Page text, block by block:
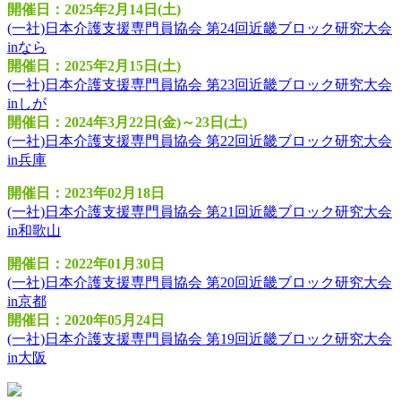
開催日：2025年2月14日(土)
(一社)日本介護支援専門員協会 第24回近畿ブロック研究大会
inなら
開催日：2025年2月15日(土)
(一社)日本介護支援専門員協会 第23回近畿ブロック研究大会
inしが
開催日：2024年3月22日(金)～23日(土)
(一社)日本介護支援専門員協会 第22回近畿ブロック研究大会
in兵庫
開催日：2023年02月18日
(一社)日本介護支援専門員協会 第21回近畿ブロック研究大会
in和歌山
開催日：2022年01月30日
(一社)日本介護支援専門員協会 第20回近畿ブロック研究大会
in京都
開催日：2020年05月24日
(一社)日本介護支援専門員協会 第19回近畿ブロック研究大会
in大阪